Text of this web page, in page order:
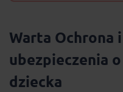
Warta Ochrona
ubezpieczenia
dziecka